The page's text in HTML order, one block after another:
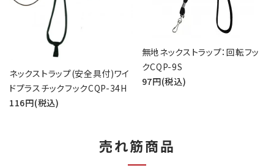
ネックストラップ(安全具付)ワイ
ドプラスチックフックCQP-34H
116円(税込)
無地ネックストラップ：回転フッ
クCQP-9S
97円(税込)
売れ筋商品